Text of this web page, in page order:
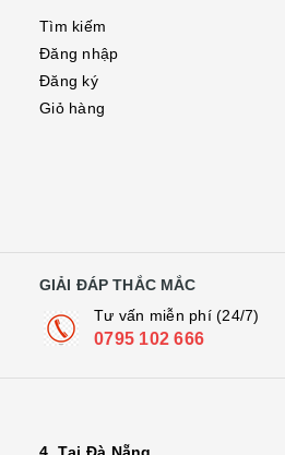
Tìm kiếm
Đăng nhập
Đăng ký
Giỏ hàng
GIẢI ĐÁP THẮC MẮC
Tư vấn miễn phí (24/7)
0795 102 666